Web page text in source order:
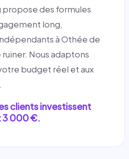
des formules
long,
à Othée de
Nous adaptons
budget réel et aux
clients investissent
3 000 €.